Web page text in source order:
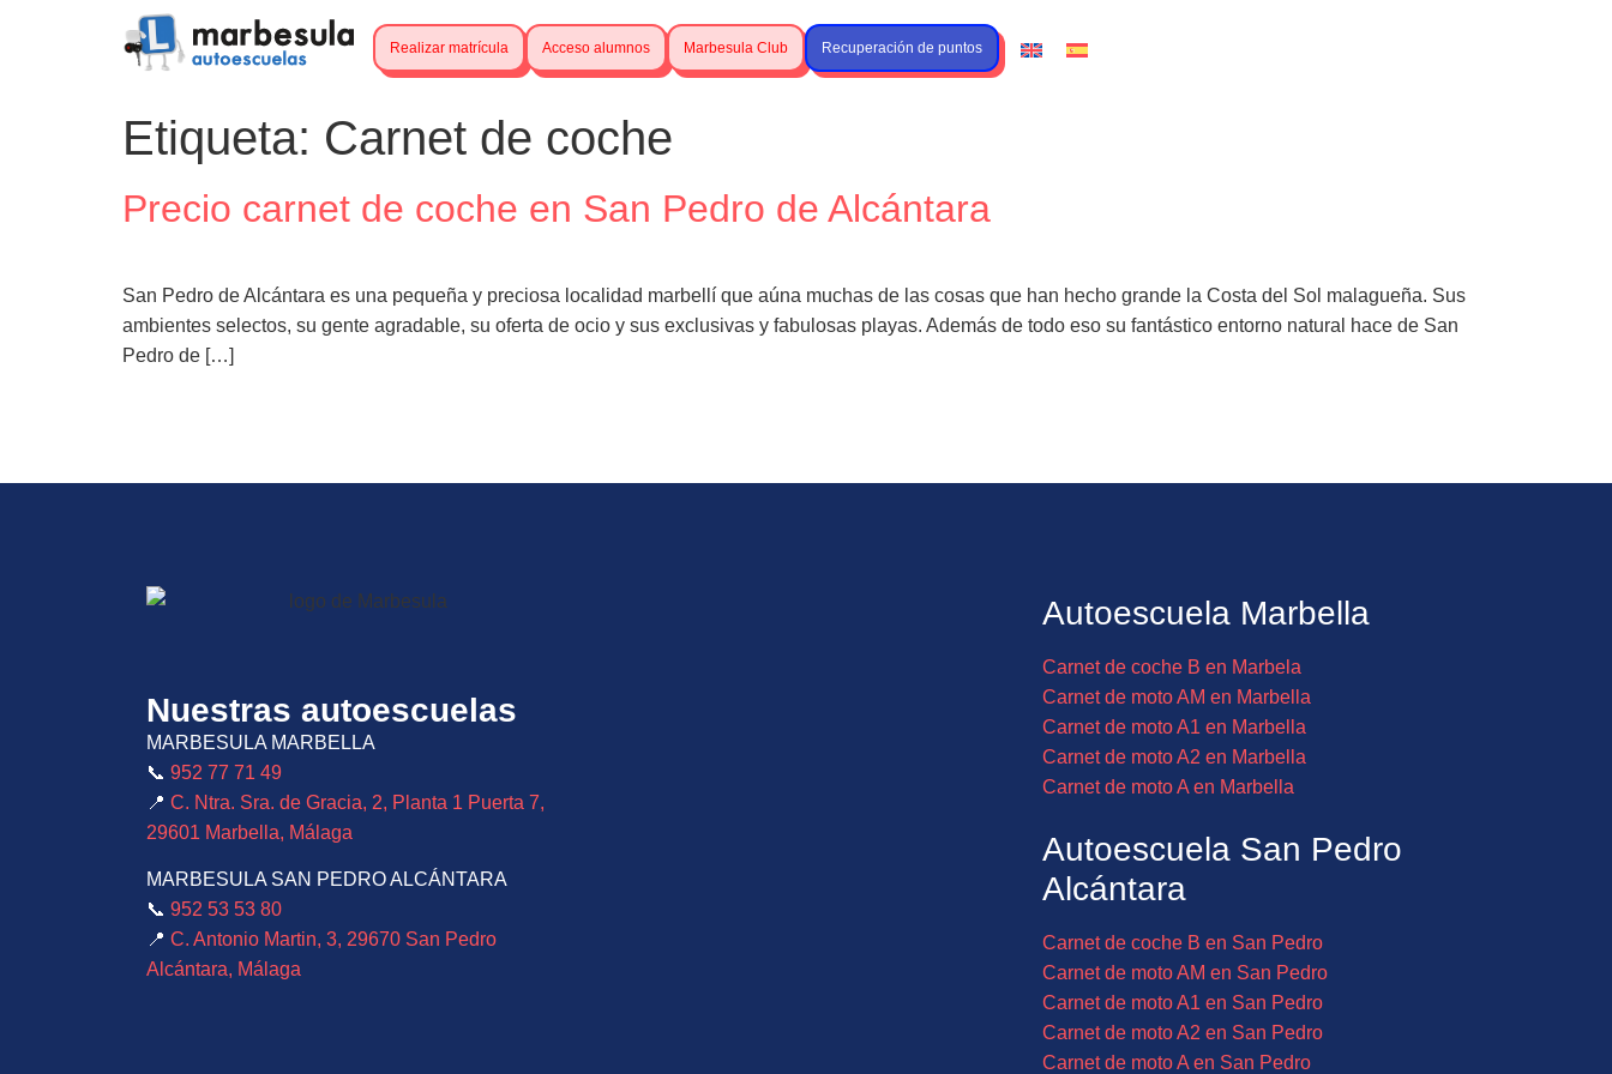
Realizar matrícula Acceso alumnos Marbesula Club Recuperación de puntos
Etiqueta: Carnet de coche
Precio carnet de coche en San Pedro de Alcántara
San Pedro de Alcántara es una pequeña y preciosa localidad marbellí que aúna muchas de las cosas que han hecho grande la Costa del Sol malagueña. Sus
ambientes selectos, su gente agradable, su oferta de ocio y sus exclusivas y fabulosas playas. Además de todo eso su fantástico entorno natural hace de San
Pedro de […]
Nuestras autoescuelas
MARBESULA MARBELLA
📞 952 77 71 49
📍 C. Ntra. Sra. de Gracia, 2, Planta 1 Puerta 7,
29601 Marbella, Málaga
MARBESULA SAN PEDRO ALCÁNTARA
📞 952 53 53 80
📍 C. Antonio Martin, 3, 29670 San Pedro
Alcántara, Málaga
Autoescuela Marbella
Carnet de coche B en Marbela
Carnet de moto AM en Marbella
Carnet de moto A1 en Marbella
Carnet de moto A2 en Marbella
Carnet de moto A en Marbella
Autoescuela San Pedro
Alcántara
Carnet de coche B en San Pedro
Carnet de moto AM en San Pedro
Carnet de moto A1 en San Pedro
Carnet de moto A2 en San Pedro
Carnet de moto A en San Pedro